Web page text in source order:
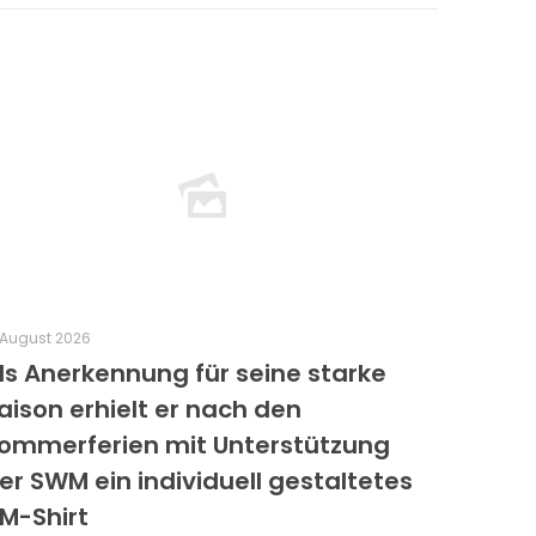
2026
Anerkennung für seine starke
erhielt er nach den
mit Unterstützung
SWM ein individuell gestaltetes
Shirt